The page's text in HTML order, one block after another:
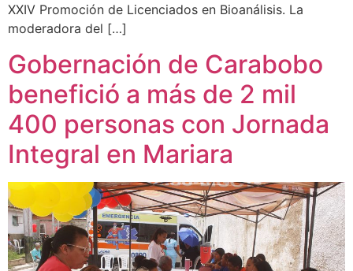
XXIV Promoción de Licenciados en Bioanálisis. La
moderadora del […]
Gobernación de Carabobo
benefició a más de 2 mil
400 personas con Jornada
Integral en Mariara